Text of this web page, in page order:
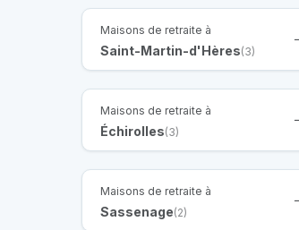
Maisons de retraite à
Saint-Martin-d'Hères(3)
Maisons de retraite à
Échirolles(3)
Maisons de retraite à
Sassenage(2)